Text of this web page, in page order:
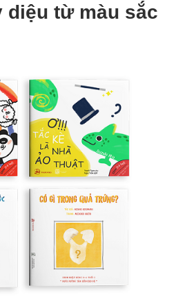
diệu từ màu sắc